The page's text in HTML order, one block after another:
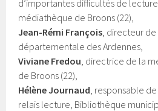
d’importantes difficultés de
médiathèque de Broons (22),
Jean-Rémi François , directeur
départementale des Ardennes,
Viviane Fredou , directrice de la
de Broons (22),
Hélène Journaud , responsable
relais lecture, Bibliothèque